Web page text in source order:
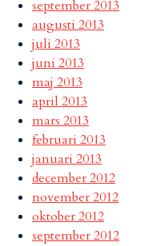
september 2013
augusti 2013
juli 2013
juni 2013
maj 2013
april 2013
mars 2013
februari 2013
januari 2013
december 2012
november 2012
oktober 2012
september 2012